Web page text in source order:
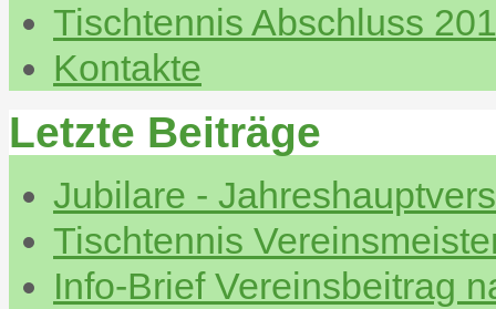
Tischtennis Abschluss
Kontakte
Letzte Beiträge
Jubilare -
Tischtennis
Info-Brief Vereinsbeitrag